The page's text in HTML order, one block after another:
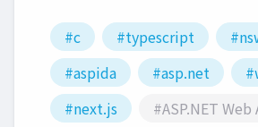
#c #typescript
#aspida
#asp.net
#next.js
#ASP.NET Web